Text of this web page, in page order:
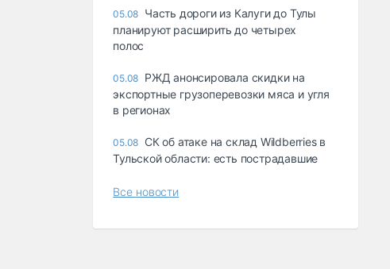
05.08 Часть дороги из Калуги до Тулы
планируют расширить до четырех
полос
05.08 РЖД анонсировала скидки на
экспортные грузоперевозки мяса и угля
в регионах
05.08 СК об атаке на склад Wildberries в
Тульской области: есть пострадавшие
Все новости